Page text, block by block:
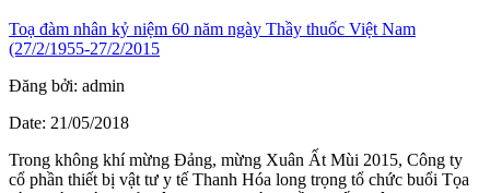
Toạ đàm nhân kỷ niệm 60 năm ngày Thầy thuốc Việt Nam
(27/2/1955-27/2/2015
Đăng bởi: admin
Date: 21/05/2018
Trong không khí mừng Đảng, mừng Xuân Ất Mùi 2015, Công ty
cổ phần thiết bị vật tư y tế Thanh Hóa long trọng tổ chức buổi Tọa